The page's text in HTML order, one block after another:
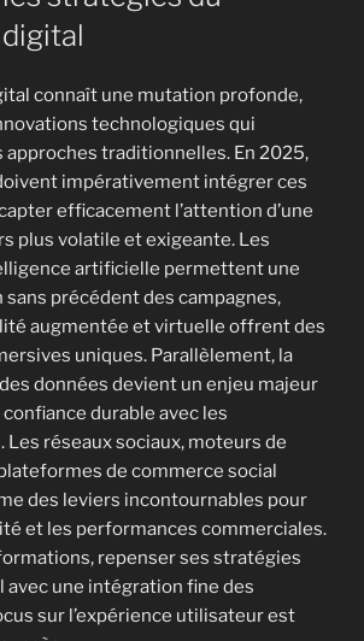
connaît une mutation profonde,
technologiques qui
approches traditionnelles. En 2025,
impérativement intégrer ces
efficacement l’attention d’une
plus volatile et exigeante. Les
artificielle permettent une
précédent des campagnes,
augmentée et virtuelle offrent des
uniques. Parallèlement, la
données devient un enjeu majeur
durable avec les
réseaux sociaux, moteurs de
de commerce social
des leviers incontournables pour
et les performances commerciales.
repenser ses stratégies
avec une intégration fine des
sur l’expérience utilisateur est